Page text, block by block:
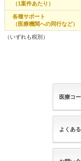
（1案件あたり）
各種サポート
（医療機関への同行など）
（いずれも税別）
医療コ
よくあ